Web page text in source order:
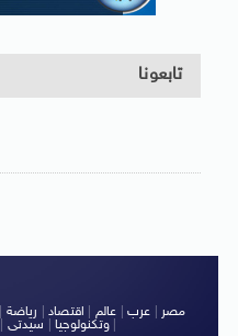
تابعونا
مصر عرب عالم اقتصاد رياضة
وتكنولوجيا| سيدتى |